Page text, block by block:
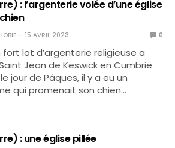
: l’argenterie volée d’une église
15 AVRIL 2023 0
fort lot d’argenterie religieuse a
Jean de Keswick en Cumbrie
jour de Pâques, il y a eu un
qui promenait son chien…
: une église pillée